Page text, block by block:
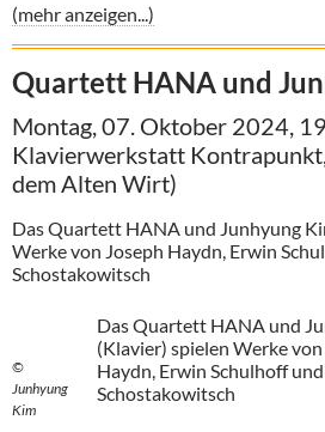
(mehr anzeigen...)
Quartett HANA und
Montag, 07. Oktober 2024,
Klavierwerkstatt
dem Alten Wirt)
Das Quartett HANA und Junhyung
Werke von Joseph Haydn, Erwin
Schostakowitsch
©
Junhyung
Kim
Das Quartett HANA und
(Klavier) spielen Werke von
Haydn, Erwin Schulhoff
Schostakowitsch